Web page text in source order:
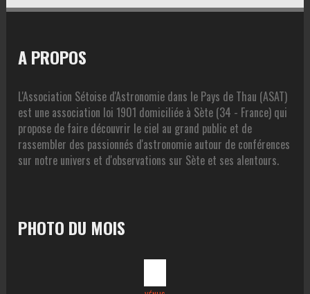
A PROPOS
L'Association Sétoise d'Astronomie dans le Pays de Thau (ASAT)
est une association loi 1901 domiciliée à Sète (34 - France) qui
propose de faire découvrir le ciel au grand public et de
rassembler des passionnés d'astronomie autour de conférences
sur notre univers et d'observations sur Sète et ses alentours.
PHOTO DU MOIS